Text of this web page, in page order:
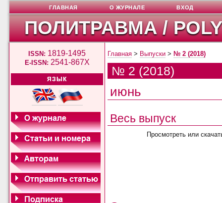
ПОЛИТРАВМА /
ISSN: 1819-1495
E-ISSN: 2541-867X
ЯЗЫК
ГЛАВНАЯ О ЖУРНАЛЕ ВХОД
Главная > Выпуски > № 2 (2018)
№ 2 (2018)
июнь
Весь выпуск
Просмотреть или